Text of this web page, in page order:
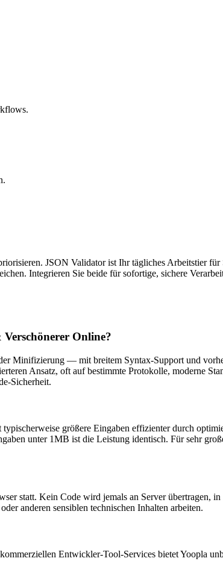
JSON Validator ist Ihr tägliches Arbeitstier
Integrieren Sie beide für sofortige, sichere
Online?
Minifizierung — mit breitem Syntax-Support und
Ansatz, oft auf bestimmte Protokolle, moderne
Sicherheit.
größere Eingaben effizienter durch
unter 1MB ist die Leistung identisch. Für sehr
statt. Kein Code wird jemals an Server übertragen,
anderen sensiblen technischen Inhalten arbeiten.
Entwickler-Tool-Services bietet Yoopla